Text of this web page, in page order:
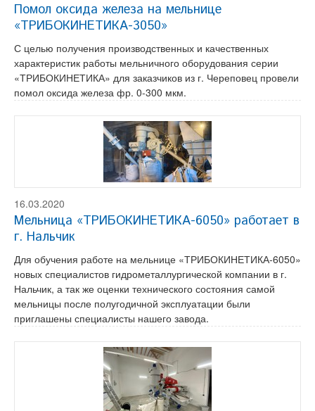
Помол оксида железа на мельнице
«ТРИБОКИНЕТИКА-3050»
С целью получения производственных и качественных
характеристик работы мельничного оборудования серии
«ТРИБОКИНЕТИКА» для заказчиков из г. Череповец провели
помол оксида железа фр. 0-300 мкм.
16.03.2020
Мельница «ТРИБОКИНЕТИКА-6050» работает в
г. Нальчик
Для обучения работе на мельнице «ТРИБОКИНЕТИКА-6050»
новых специалистов гидрометаллургической компании в г.
Нальчик, а так же оценки технического состояния самой
мельницы после полугодичной эксплуатации были
приглашены специалисты нашего завода.